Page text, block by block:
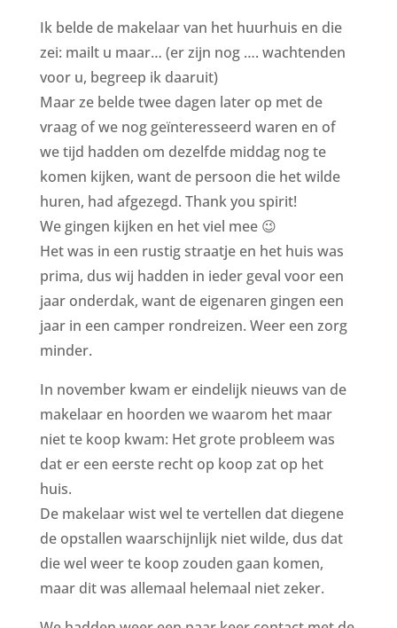
Ik belde de makelaar van het huurhuis en die
zei: mailt u maar… (er zijn nog …. wachtenden
voor u, begreep ik daaruit)
Maar ze belde twee dagen later op met de
vraag of we nog geïnteresseerd waren en of
we tijd hadden om dezelfde middag nog te
komen kijken, want de persoon die het wilde
huren, had afgezegd. Thank you spirit!
We gingen kijken en het viel mee 😉
Het was in een rustig straatje en het huis was
prima, dus wij hadden in ieder geval voor een
jaar onderdak, want de eigenaren gingen een
jaar in een camper rondreizen. Weer een zorg
minder.
In november kwam er eindelijk nieuws van de
makelaar en hoorden we waarom het maar
niet te koop kwam: Het grote probleem was
dat er een eerste recht op koop zat op het
huis.
De makelaar wist wel te vertellen dat diegene
de opstallen waarschijnlijk niet wilde, dus dat
die wel weer te koop zouden gaan komen,
maar dit was allemaal helemaal niet zeker.